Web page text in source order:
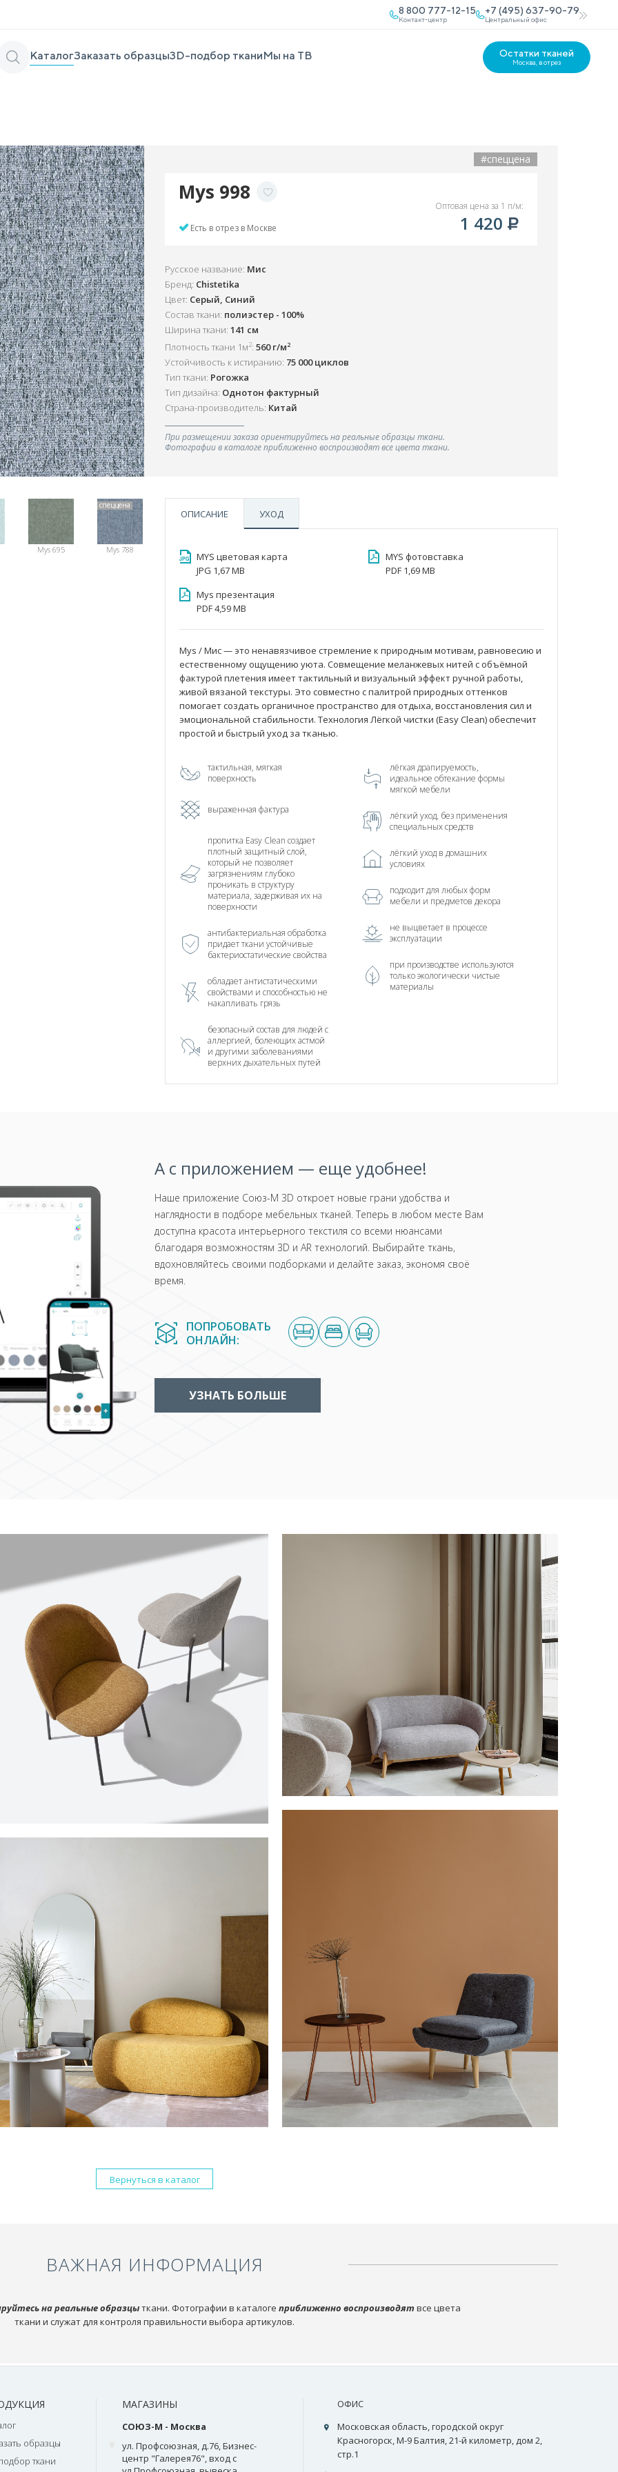
8 800 777-12-15
Контакт-центр
+7 (495) 637-90-79
Центральный офис
КаталогЗаказать образцы3D-подбор тканиМы на ТВ Остатки тканей
Москва, в отрез
Mys 695
спеццена
Mys 788
#спеццена
Mys 998
Есть в отрез в Москве
Оптовая цена за 1 п/м:
1 420
Русское название: Мис
Бренд: Chistetika
Цвет: Серый, Синий
Состав ткани: полиэстер - 100%
Ширина ткани: 141 см
Плотность ткани 1м2: 560 г/м2
Устойчивость к истиранию: 75 000 циклов
Тип ткани: Рогожка
Тип дизайна: Однотон фактурный
Страна-производитель: Китай
При размещении заказа ориентируйтесь на реальные образцы ткани.
Фотографии в каталоге приближенно воспроизводят все цвета ткани.
ОПИСАНИЕ УХОД
MYS цветовая карта
JPG 1,67 MB
MYS фотовставка
PDF 1,69 MB
Mys презентация
PDF 4,59 MB
Mys / Мис — это ненавязчивое стремление к природным мотивам, равновесию и
естественному ощущению уюта. Совмещение меланжевых нитей с объёмной
фактурой плетения имеет тактильный и визуальный эффект ручной работы,
живой вязаной текстуры. Это совместно с палитрой природных оттенков
помогает создать органичное пространство для отдыха, восстановления сил и
эмоциональной стабильности. Технология Лёгкой чистки (Easy Clean) обеспечит
простой и быстрый уход за тканью.
тактильная, мягкая
поверхность
выраженная фактура
пропитка Easy Clean создает
плотный защитный слой,
который не позволяет
загрязнениям глубоко
проникать в структуру
материала, задерживая их на
поверхности
антибактериальная обработка
придает ткани устойчивые
бактериостатические свойства
обладает антистатическими
свойствами и способностью не
накапливать грязь
безопасный состав для людей с
аллергией, болеющих астмой
и другими заболеваниями
верхних дыхательных путей
лёгкая драпируемость,
идеальное обтекание формы
мягкой мебели
лёгкий уход, без применения
специальных средств
лёгкий уход в домашних
условиях
подходит для любых форм
мебели и предметов декора
не выцветает в процессе
эксплуатации
при производстве используются
только экологически чистые
материалы
А с приложением — еще удобнее!
Наше приложение Союз-М 3D откроет новые грани удобства и
наглядности в подборе мебельных тканей. Теперь в любом месте Вам
доступна красота интерьерного текстиля со всеми нюансами
благодаря возможностям 3D и AR технологий. Выбирайте ткань,
вдохновляйтесь своими подборками и делайте заказ, экономя своё
время.
ПОПРОБОВАТЬ
ОНЛАЙН:
УЗНАТЬ БОЛЬШЕ
Вернуться в каталог
ВАЖНАЯ ИНФОРМАЦИЯ
на реальные образцыткани. Фотографии в каталоге приближенно воспроизводят все цвета
ткани и служат для контроля правильности выбора артикулов.
образцы
ткани
МАГАЗИНЫ
СОЮЗ-М - Москва
ул. Профсоюзная, д.76, Бизнес-
центр "Галерея76", вход с
ОФИС
Московская область, городской округ
Красногорск, М-9 Балтия, 21-й километр, дом 2,
стр.1